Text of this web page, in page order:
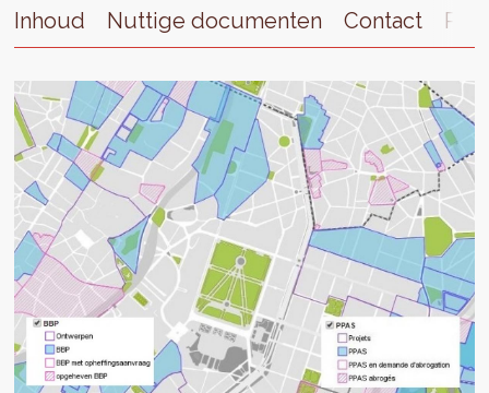
Inhoud Nuttige documenten Contact